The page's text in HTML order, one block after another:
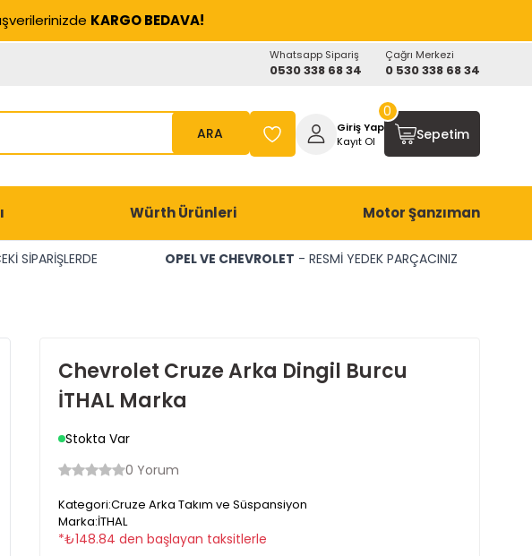
KARGO BEDAVA!
Whatsapp Sipariş
0530 338 68 34
Çağrı Merkezi
0 530 338 68 34
ARA
Giriş Yap
Kayıt Ol
Sepetim
0
Würth Ürünleri Motor Şanzıman
SİPARİŞLERDE OPEL VE CHEVROLET - RESMİ YEDEK PARÇACINIZ
Chevrolet Cruze Arka Dingil Burcu
İTHAL Marka
Stokta Var
0 Yorum
Kategori:Cruze Arka Takım ve Süspansiyon
Marka:İTHAL
*₺148.84 den başlayan taksitlerle